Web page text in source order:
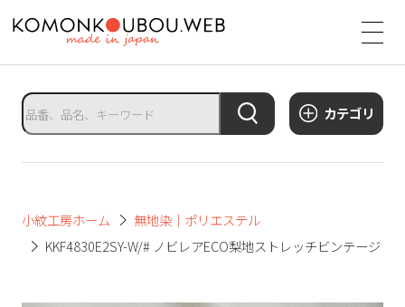
カテゴリ
小紋工房ホーム
無地染｜ポリエステル
KKF4830E2SY-W/# ノビレアECO梨地ストレッチビンテージ
サ
イ
ト
タ
イ
ト
ト